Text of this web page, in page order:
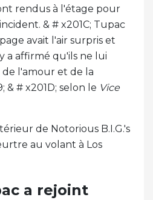
rendus à l'étage pour
& # x201C; Tupac
avait l'air surpris et
a affirmé qu'ils ne lui
l'amour et de la
& # x201D; selon le Vice
de Notorious B.I.G.'s
au volant à Los
a rejoint